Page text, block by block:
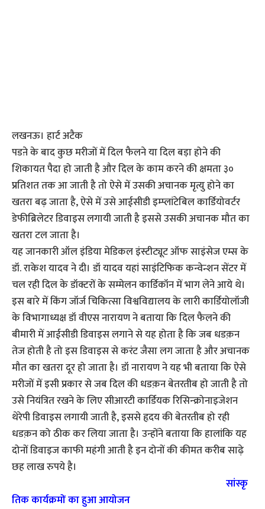
लखनऊ। हार्ट अटैक
पडऩे के बाद कुछ मरीजों में दिल फैलने या दिल बड़ा होने की
शिकायत पैदा हो जाती है और दिल के काम करने की क्षमता ३०
प्रतिशत तक आ जाती है तो ऐसे में उसकी अचानक मृत्यु होने का
खतरा बढ़ जाता है, ऐसे में उसे आईसीडी इम्प्लांटेबिल कार्डियोवर्टर
डेफीब्रिलेटर डिवाइस लगायी जाती है इससे उसकी अचानक मौत का
खतरा टल जाता है।
यह जानकारी ऑल इंडिया मेडिकल इंस्टीट्यूट ऑफ साइंसेज एम्स के
डॉ. राकेश यादव ने दी। डॉ यादव यहां साइंटिफिक कन्वेन्शन सेंटर में
चल रही दिल के डॉक्टरों के सम्मेलन कार्डिकॉन में भाग लेने आये थे।
इस बारे में किंग जॉर्ज चिकित्सा विश्वविद्यालय के लारी कार्डियोलॉजी
के विभागाध्यक्ष डॉ वीएस नारायण ने बताया कि दिल फैलने की
बीमारी में आईसीडी डिवाइस लगाने से यह होता है कि जब धडक़न
तेज होती है तो इस डिवाइस से करंट जैसा लग जाता है और अचानक
मौत का खतरा दूर हो जाता है। डॉ नारायण ने यह भी बताया कि ऐसे
मरीजों में इसी प्रकार से जब दिल की धडक़न बेतरतीब हो जाती है तो
उसे नियंत्रित रखने के लिए सीआरटी कार्डियक रिसिन्क्रोनाइजेशन
थेरेपी डिवाइस लगायी जाती है, इससे हृदय की बेतरतीब हो रही
धडक़न को ठीक कर लिया जाता है। उन्होंने बताया कि हालांकि यह
दोनों डिवाइज काफी महंगी आती है इन दोनों की कीमत करीब साढ़े
छह लाख रुपये है।
सांस्कृ
तिक कार्यक्रमों का हुआ आयोजन